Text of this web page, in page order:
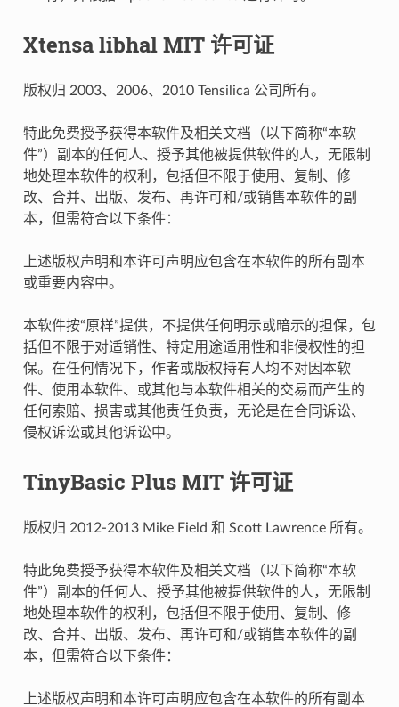
Xtensa libhal MIT 许可证
版权归 2003、2006、2010 Tensilica 公司所有。
特此免费授予获得本软件及相关文档（以下简称“本软
件”）副本的任何人、授予其他被提供软件的人，无限制
地处理本软件的权利，包括但不限于使用、复制、修
改、合并、出版、发布、再许可和/或销售本软件的副
本，但需符合以下条件：
上述版权声明和本许可声明应包含在本软件的所有副本
或重要内容中。
本软件按“原样”提供，不提供任何明示或暗示的担保，包
括但不限于对适销性、特定用途适用性和非侵权性的担
保。在任何情况下，作者或版权持有人均不对因本软
件、使用本软件、或其他与本软件相关的交易而产生的
任何索赔、损害或其他责任负责，无论是在合同诉讼、
侵权诉讼或其他诉讼中。
TinyBasic Plus MIT 许可证
版权归 2012-2013 Mike Field 和 Scott Lawrence 所有。
特此免费授予获得本软件及相关文档（以下简称“本软
件”）副本的任何人、授予其他被提供软件的人，无限制
地处理本软件的权利，包括但不限于使用、复制、修
改、合并、出版、发布、再许可和/或销售本软件的副
本，但需符合以下条件：
上述版权声明和本许可声明应包含在本软件的所有副本